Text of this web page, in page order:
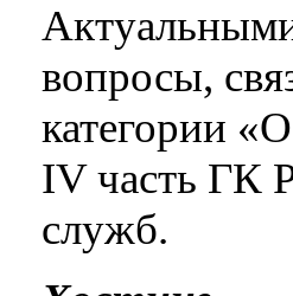
вопросы,
категории
IV часть ГК
служб.